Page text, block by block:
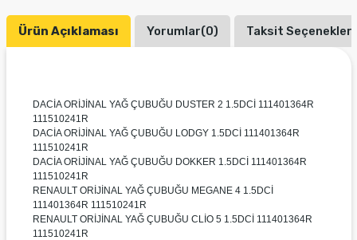
Ürün Açıklaması Yorumlar(0) Taksit Seçenekleri
DACİA ORİJİNAL YAĞ ÇUBUĞU DUSTER 2 1.5DCİ 111401364R
111510241R
DACİA ORİJİNAL YAĞ ÇUBUĞU LODGY 1.5DCİ 111401364R
111510241R
DACİA ORİJİNAL YAĞ ÇUBUĞU DOKKER 1.5DCİ 111401364R
111510241R
RENAULT ORİJİNAL YAĞ ÇUBUĞU MEGANE 4 1.5DCİ
111401364R 111510241R
RENAULT ORİJİNAL YAĞ ÇUBUĞU CLİO 5 1.5DCİ 111401364R
111510241R